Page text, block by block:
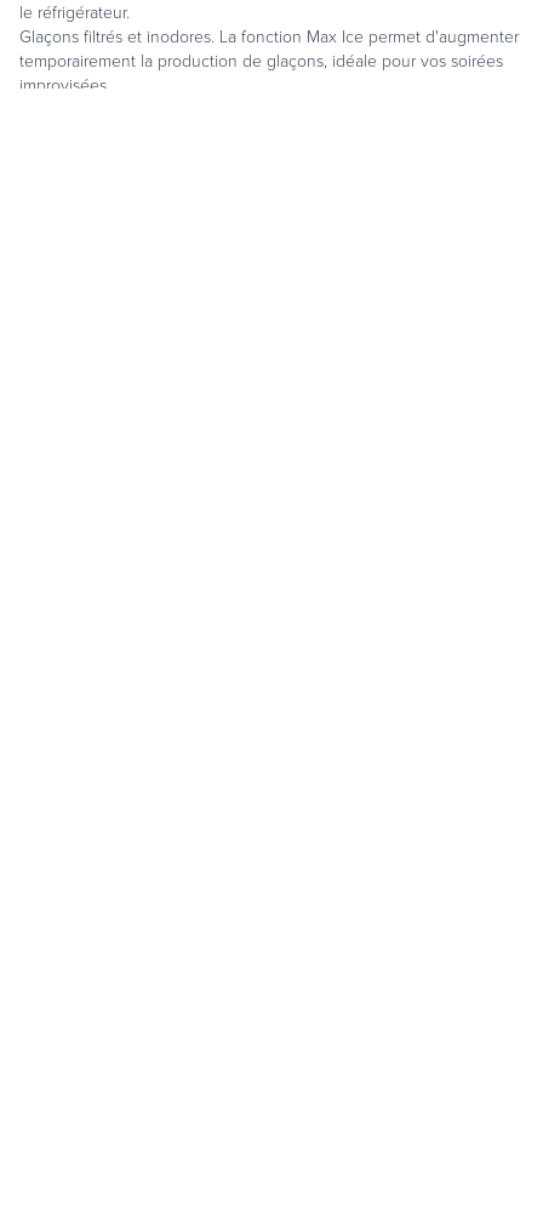
le réfrigérateur.
Glaçons filtrés et inodores. La fonction Max Ice permet d'augmenter
temporairement la production de glaçons, idéale pour vos soirées
improvisées.